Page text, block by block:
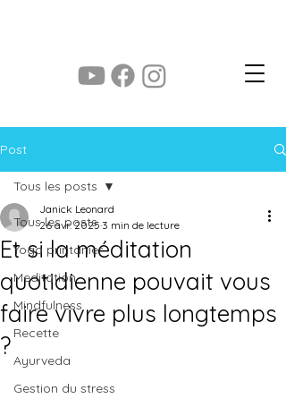
Post
Tous les posts
Yoga printanier
Meditation
Mindfulness
Recette
Ayurveda
Gestion du stress
Tous les posts
Et si la méditation
quotidienne pouvait vous
faire vivre plus longtemps
?
Janick Leonard
26 avr. 2025 3 min de lecture